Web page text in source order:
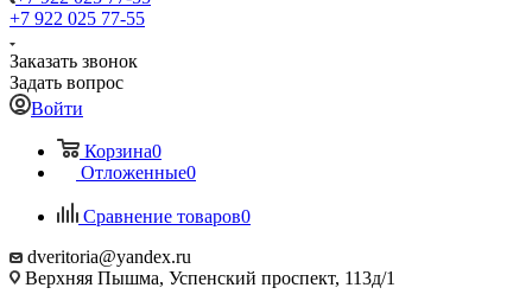
+7 922 025 77-55
Заказать звонок
Задать вопрос
Войти
Корзина0
Отложенные0
Сравнение товаров0
dveritoria@yandex.ru
Верхняя Пышма, Успенский проспект, 113д/1